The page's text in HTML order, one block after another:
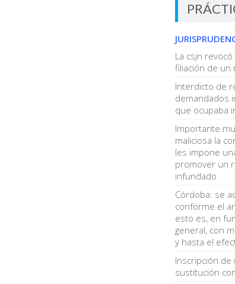
La csjn
filiación de un
Interdicto de
demandados
que ocupaba
Importante
maliciosa la
les impone
promover un
infundado
Córdoba: se
conforme el
esto es, en
general, con
y hasta el
Inscripción
sustitución